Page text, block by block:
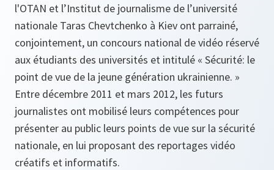
l'OTAN et l’Institut de journalisme de l’université
nationale Taras Chevtchenko à Kiev ont parrainé,
conjointement, un concours national de vidéo réservé
aux étudiants des universités et intitulé « Sécurité: le
point de vue de la jeune génération ukrainienne. »
Entre décembre 2011 et mars 2012, les futurs
journalistes ont mobilisé leurs compétences pour
présenter au public leurs points de vue sur la sécurité
nationale, en lui proposant des reportages vidéo
créatifs et informatifs.